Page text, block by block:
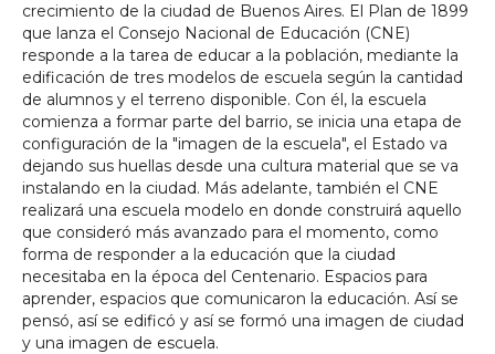
crecimiento de la ciudad de Buenos Aires. El Plan de 1899
que lanza el Consejo Nacional de Educación (CNE)
responde a la tarea de educar a la población, mediante la
edificación de tres modelos de escuela según la cantidad
de alumnos y el terreno disponible. Con él, la escuela
comienza a formar parte del barrio, se inicia una etapa de
configuración de la "imagen de la escuela", el Estado va
dejando sus huellas desde una cultura material que se va
instalando en la ciudad. Más adelante, también el CNE
realizará una escuela modelo en donde construirá aquello
que consideró más avanzado para el momento, como
forma de responder a la educación que la ciudad
necesitaba en la época del Centenario. Espacios para
aprender, espacios que comunicaron la educación. Así se
pensó, así se edificó y así se formó una imagen de ciudad
y una imagen de escuela.